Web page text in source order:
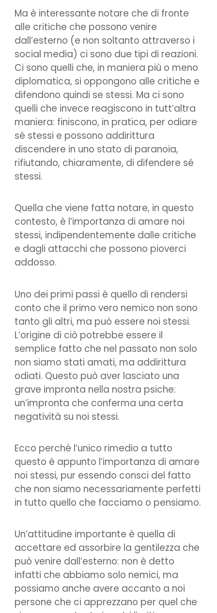
Ma è interessante notare che di fronte
alle critiche che possono venire
dall’esterno (e non soltanto attraverso i
social media) ci sono due tipi di reazioni.
Ci sono quelli che, in maniera più o meno
diplomatica, si oppongono alle critiche e
difendono quindi se stessi. Ma ci sono
quelli che invece reagiscono in tutt’altra
maniera: finiscono, in pratica, per odiare
sé stessi e possono addirittura
discendere in uno stato di paranoia,
rifiutando, chiaramente, di difendere sé
stessi.
Quella che viene fatta notare, in questo
contesto, è l’importanza di amare noi
stessi, indipendentemente dalle critiche
e dagli attacchi che possono pioverci
addosso.
Uno dei primi passi è quello di rendersi
conto che il primo vero nemico non sono
tanto gli altri, ma può essere noi stessi.
L’origine di ciò potrebbe essere il
semplice fatto che nel passato non solo
non siamo stati amati, ma addirittura
odiati. Questo può aver lasciato una
grave impronta nella nostra psiche:
un’impronta che conferma una certa
negatività su noi stessi.
Ecco perché l’unico rimedio a tutto
questo è appunto l’importanza di amare
noi stessi, pur essendo consci del fatto
che non siamo necessariamente perfetti
in tutto quello che facciamo o pensiamo.
Un’attitudine importante è quella di
accettare ed assorbire la gentilezza che
può venire dall’esterno: non è detto
infatti che abbiamo solo nemici, ma
possiamo anche avere accanto a noi
persone che ci apprezzano per quel che